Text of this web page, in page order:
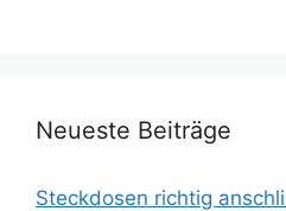
Neueste Beiträge
Steckdosen richtig